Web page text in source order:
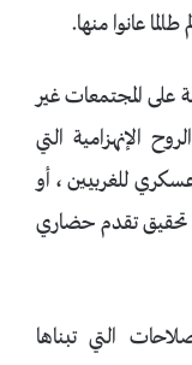
عانوا منها.
على المجتمعات غير
الإنهزامية التي
للغربيين ، أو
تحقيق تقدم حضاري
التي تبناها